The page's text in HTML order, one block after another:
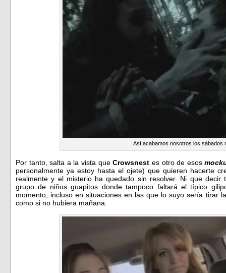
Así acabamos nosotros los sábados
Por tanto, salta a la vista queCrowsnest es otro de esos
personalmente ya estoy hasta el ojete) que quieren hacerte
realmente y el misterio ha quedado sin resolver. Ni que
grupo de niños guapitos donde tampoco faltará el típico
momento, incluso en situaciones en las que lo suyo sería tirar
como si no hubiera mañana.